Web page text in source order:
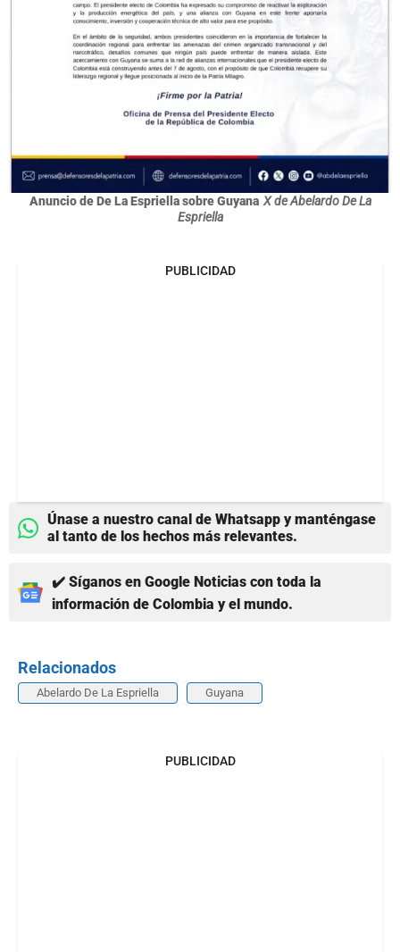
Anuncio de De La Espriella sobre Guyana X de Abelardo De La
Espriella
PUBLICIDAD
Únase a nuestro canal de Whatsapp y manténgase
al tanto de los hechos más relevantes.
✔️ Síganos en Google Noticias con toda la
información de Colombia y el mundo.
Relacionados
Abelardo De La Espriella Guyana
PUBLICIDAD